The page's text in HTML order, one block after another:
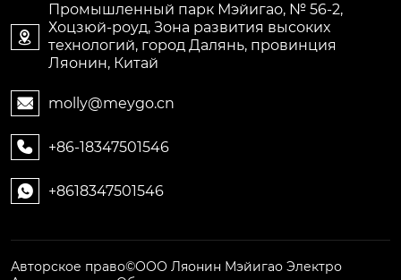

Промышленный парк Мэйигао, № 56-2,
Хоцзюй-роуд, Зона развития высоких
технологий, город Далянь, провинция
Ляонин, Китай
 molly@meygo.cn
 +86-18347501546
 +8618347501546
Авторское право©ООО Ляонин Мэйигао Электро